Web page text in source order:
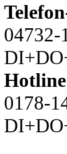
04732-
0178-